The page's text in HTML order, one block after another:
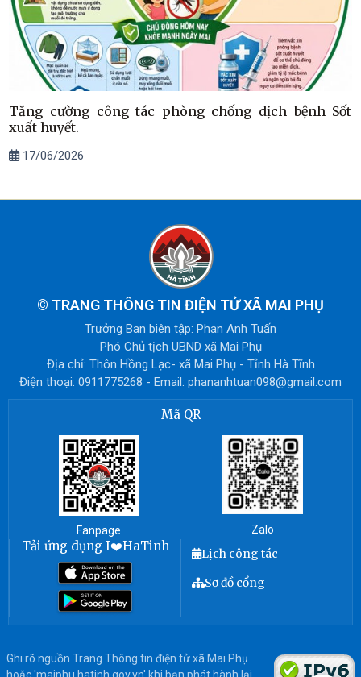
Tăng cường công tác phòng chống dịch bệnh Sốt
xuất huyết.
17/06/2026
© TRANG THÔNG TIN ĐIỆN TỬ XÃ MAI PHỤ
Trưởng Ban biên tập: Phan Anh Tuấn
Phó Chủ tịch UBND xã Mai Phụ
Địa chỉ: Thôn Hồng Lạc- xã Mai Phụ - Tỉnh Hà Tĩnh
Điện thoại: 0911775268 - Email: phananhtuan098@gmail.com
Mã QR
Fanpage Zalo
Tải ứng dụng I❤️HaTinh
Lịch công tác
Sơ đồ cổng
Ghi rõ nguồn Trang Thông tin điện tử xã Mai Phụ